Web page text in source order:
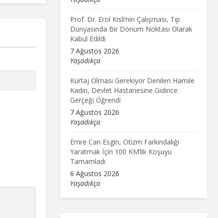
Prof. Dr. Erol Kisli’nin Çalışması, Tıp
Dünyasında Bir Dönüm Noktası Olarak
Kabul Edildi
7 Ağustos 2026
Yaşadıkça
Kürtaj Olması Gerekiyor Denilen Hamile
Kadın, Devlet Hastanesine Gidince
Gerçeği Öğrendi
7 Ağustos 2026
Yaşadıkça
Emre Can Esgin, Otizm Farkındalığı
Yaratmak İçin 100 KM’lik Koşuyu
Tamamladı
6 Ağustos 2026
Yaşadıkça